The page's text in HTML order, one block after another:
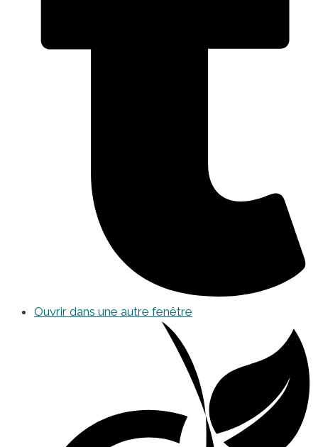
Ouvrir dans une autre fenêtre